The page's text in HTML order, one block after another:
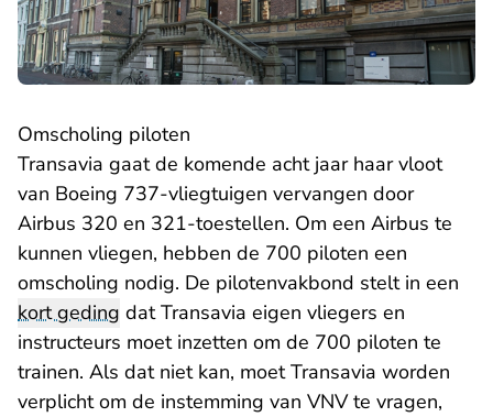
Omscholing piloten
Transavia gaat de komende acht jaar haar vloot
van Boeing 737-vliegtuigen vervangen door
Airbus 320 en 321-toestellen. Om een Airbus te
kunnen vliegen, hebben de 700 piloten een
omscholing nodig. De pilotenvakbond stelt in een
kort geding dat Transavia eigen vliegers en
instructeurs moet inzetten om de 700 piloten te
trainen. Als dat niet kan, moet Transavia worden
verplicht om de instemming van VNV te vragen,